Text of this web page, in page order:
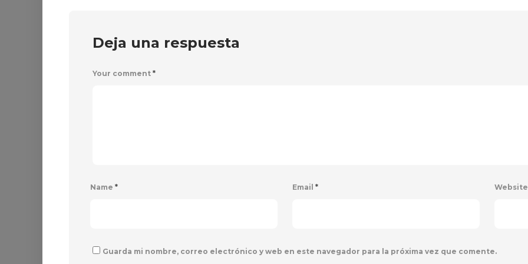
Deja una respuesta
Your comment *
Name * Email *
Guarda mi nombre, correo electrónico y web en este navegador para la próxima vez que comente.